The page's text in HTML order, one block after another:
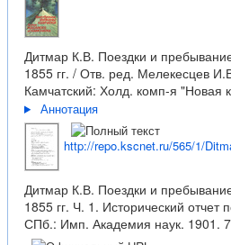
Дитмар К.В. Поездки и
1855 гг. / Отв. ред. Мелекесцев
Камчатский: Холд. комп-я "Новая
Аннотация
http://repo.kscnet.ru/565/1/
Дитмар К.В. Поездки и
1855 гг. Ч. 1. Исторический отчет
СПб.: Имп. Академия наук. 1901.